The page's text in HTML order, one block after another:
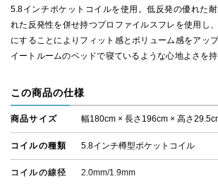
5.8インチポケットコイルを使用。低反発の優れた
れた反発性を併せ持つプロファイルスフレを使用し
にすることによりフィット感とボリューム感をアッ
イートルームのベッドで寝ているような心地よさを持
この商品の仕様
商品サイズ 幅180cm × 長さ196cm × 高さ
コイルの種類 5.8インチ樽型ポケットコイル
コイルの線径 2.0mm/1.9mm